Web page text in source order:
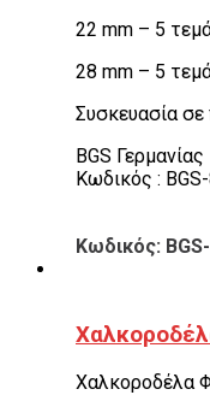
22 mm – 5
28 mm – 5
Συσκευασία σε
BGS Γερμανίας
Κωδικός :
Κωδικός:
Χαλκοροδέλα